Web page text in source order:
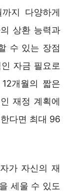
지 다양하게
상환 능력과
수 있는 장점
자금 필요로
개월의 짧은
재정 계획에
다면 최대 96
가 자신의 재
세울 수 있도